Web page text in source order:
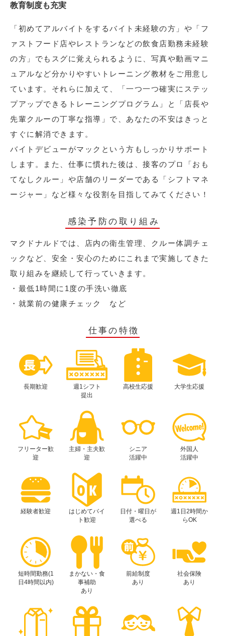
教育制度も充実
「初めてアルバイトをするバイト未経験の方」や「フ
ァストフード店やレストランなどの飲食店勤務未経験
の方」でもスグに覚えられるように、写真や動画マニ
ュアルなど分かりやすいトレーニング教材をご用意し
ています。それらに加えて、「一つ一つ確実にステッ
プアップできるトレーニングプログラム」と「店長や
先輩クルーの丁寧な指導」で、あなたの不安はきっと
すぐに解消できます。
バイトデビューがマックという方もしっかりサポート
します。また、仕事に慣れた後は、接客のプロ「おも
てなしクルー」や店舗のリーダーである「シフトマネ
ージャー」など様々な役割を目指してみてください！
感染予防の取り組み
マクドナルドでは、店内の衛生管理、クルー体調チェ
ックなど、安全・安心のためにこれまで実施してきた
取り組みを継続して行っていきます。
・最低1時間に1度の手洗い徹底
・就業前の健康チェック など
仕事の特徴
長期歓迎
週1シフト
提出
高校生応援 大学生応援
フリーター歓
迎
主婦・主夫歓
迎
シニア
活躍中
外国人
活躍中
経験者歓迎
はじめてバイ
ト歓迎
日付・曜日が
選べる
週1日2時間か
らOK
短時間勤務(1
日4時間以内)
まかない・食
事補助
あり
前給制度
あり
社会保険
あり